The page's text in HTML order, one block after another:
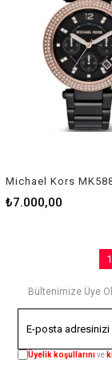
₺7.000,00
1
Bültenimize Üye
Üyelik koşullarınıve